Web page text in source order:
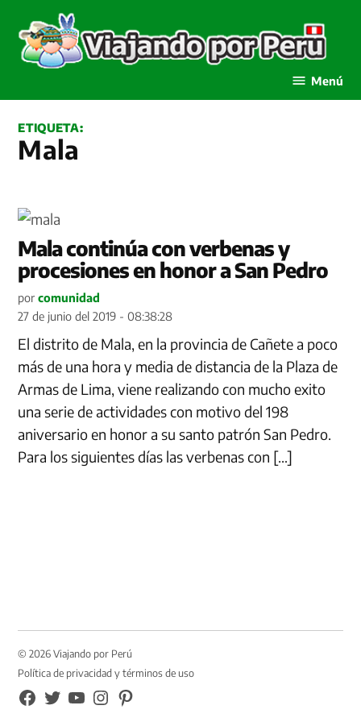
contenido
Menú
ETIQUETA:
Mala
Mala continúa con verbenas y
procesiones en honor a San Pedro
por comunidad
27 de junio del 2019 - 08:38:28
El distrito de Mala, en la provincia de Cañete a poco
más de una hora y media de distancia de la Plaza de
Armas de Lima, viene realizando con mucho exito
una serie de actividades con motivo del 198
aniversario en honor a su santo patrón San Pedro.
Para los siguientes días las verbenas con […]
© 2026 Viajando por Perú
Política de privacidad y términos de uso
FB
TW YouTubeInstagramPinterest